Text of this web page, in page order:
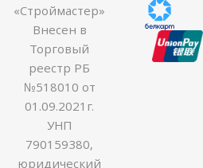
«Строймастер»
Внесен в
Торговый
реестр РБ
№518010 от
01.09.2021г.
УНП
790159380,
юридический